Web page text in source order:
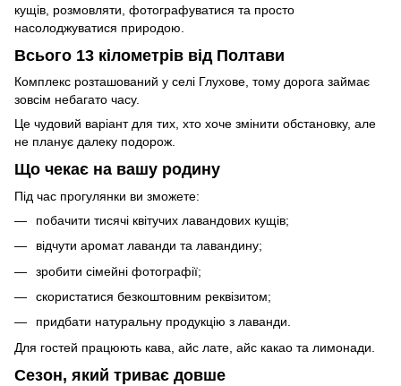
кущів, розмовляти, фотографуватися та просто
насолоджуватися природою.
Всього 13 кілометрів від Полтави
Комплекс розташований у селі Глухове, тому дорога займає
зовсім небагато часу.
Це чудовий варіант для тих, хто хоче змінити обстановку, але
не планує далеку подорож.
Що чекає на вашу родину
Під час прогулянки ви зможете:
побачити тисячі квітучих лавандових кущів;
відчути аромат лаванди та лавандину;
зробити сімейні фотографії;
скористатися безкоштовним реквізитом;
придбати натуральну продукцію з лаванди.
Для гостей працюють кава, айс лате, айс какао та лимонади.
Сезон, який триває довше